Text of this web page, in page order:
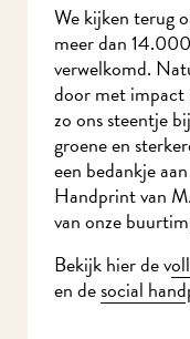
We kijken terug
meer dan
verwelkomd.
door met impact
zo ons steentje
groene en
een bedankje
Handprint van
van onze
Bekijk hier de v
en desocial